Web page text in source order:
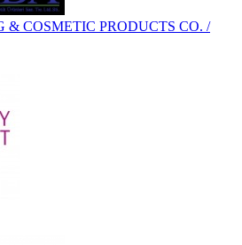
& COSMETIC PRODUCTS CO. /